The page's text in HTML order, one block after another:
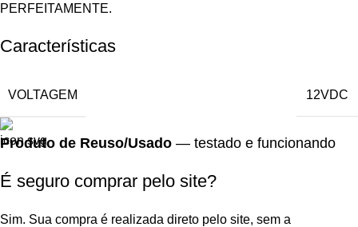
PERFEITAMENTE.
Características
VOLTAGEM 12VDC
Produto de Reuso/Usado — testado e funcionando
É seguro comprar pelo site?
Sim. Sua compra é realizada direto pelo site, sem a